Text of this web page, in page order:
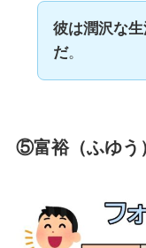
彼は潤沢な
だ。
⑤富裕（ふゆう